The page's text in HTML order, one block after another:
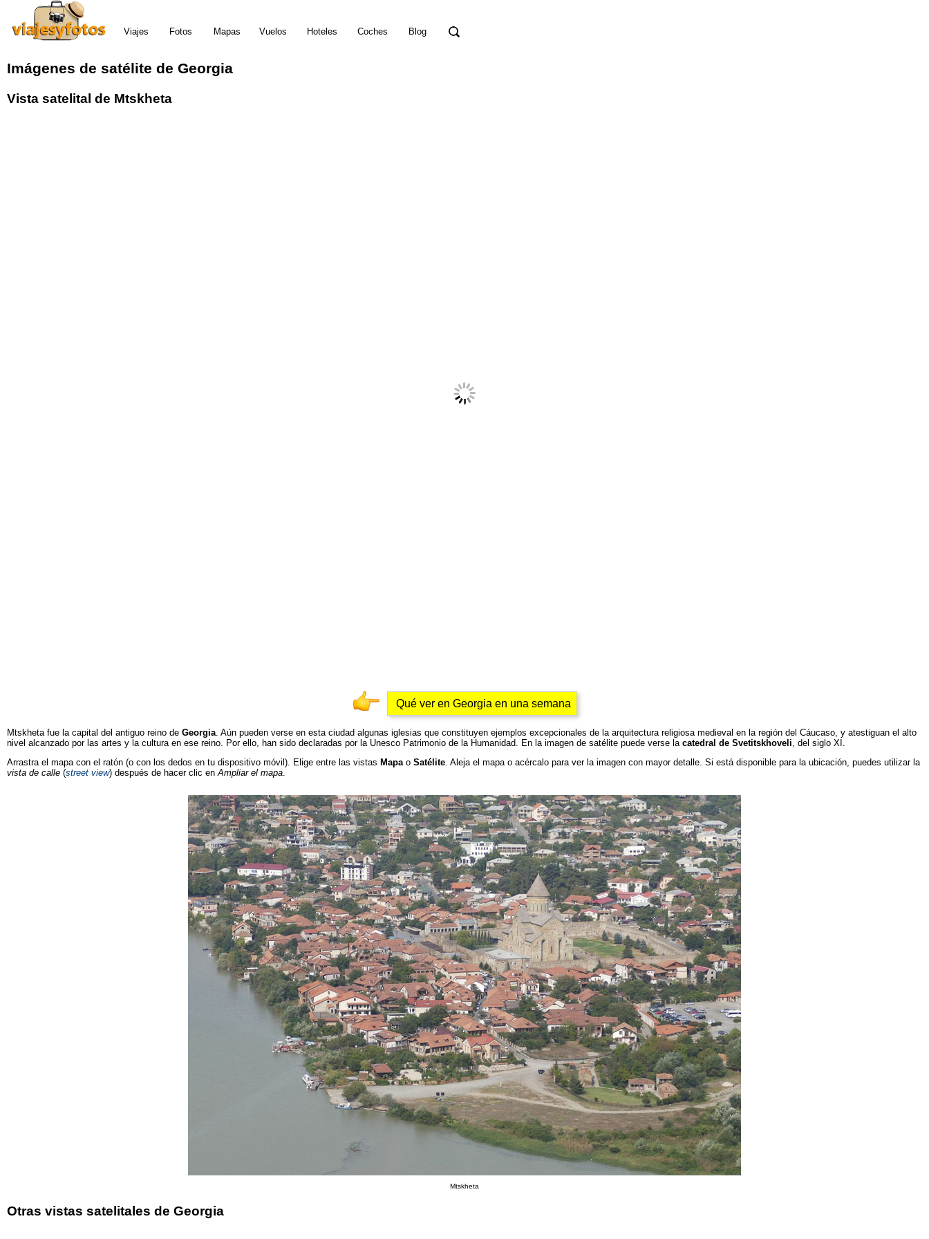
Viajes Fotos Mapas Vuelos Hoteles Coches Blog
Imágenes de satélite de Georgia
Vista satelital de Mtskheta
Qué ver en Georgia en una semana
Mtskheta fue la capital del antiguo reino de Georgia . Aún pueden verse en esta ciudad algunas iglesias que constituyen ejemplos excepcionales de la arquitectura religiosa medieval en la región del Cáucaso, y atestiguan el alto
nivel alcanzado por las artes y la cultura en ese reino. Por ello, han sido declaradas por la Unesco Patrimonio de la Humanidad. En la imagen de satélite puede verse la catedral de Svetitskhoveli , del siglo XI.
Arrastra el mapa con el ratón (o con los dedos en tu dispositivo móvil). Elige entre las vistas Mapao Satélite. Aleja el mapa o acércalo para ver la imagen con mayor detalle. Si está disponible para la ubicación, puedes utilizar la
vista de calle (street view) después de hacer clic enAmpliar el mapa.
Mtskheta
Otras vistas satelitales de Georgia